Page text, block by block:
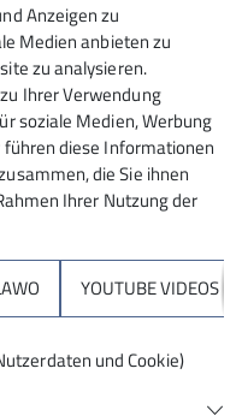
Anzeigen zu
Medien anbieten zu
zu analysieren.
Ihrer Verwendung
soziale Medien, Werbung
diese Informationen
die Sie ihnen
Ihrer Nutzung der
YOUTUBE VIDEOS
und Cookie)